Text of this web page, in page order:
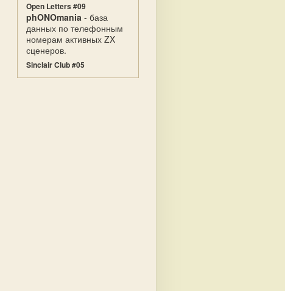
Open Letters #09
phONOmania - база
данных по телефонным
номерам активных ZX
сценеров.
Sinclair Club #05